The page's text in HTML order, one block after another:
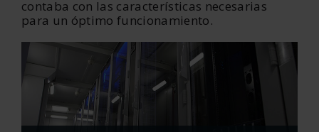
contaba con las características necesarias
para un óptimo funcionamiento.